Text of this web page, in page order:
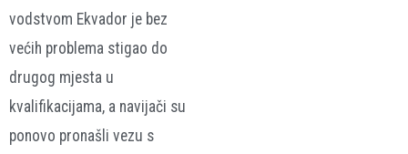
vodstvom Ekvador je bez
većih problema stigao do
drugog mjesta u
kvalifikacijama, a navijači su
ponovo pronašli vezu s